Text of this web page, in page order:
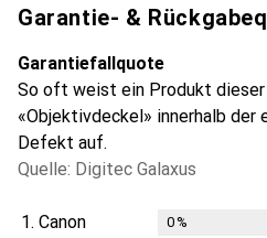
Garantie- &
Garantiefallquote
So oft weist ein Produkt
«Objektivdeckel» innerhalb der
Defekt auf.
Quelle: Digitec Galaxus
1. Canon 0%